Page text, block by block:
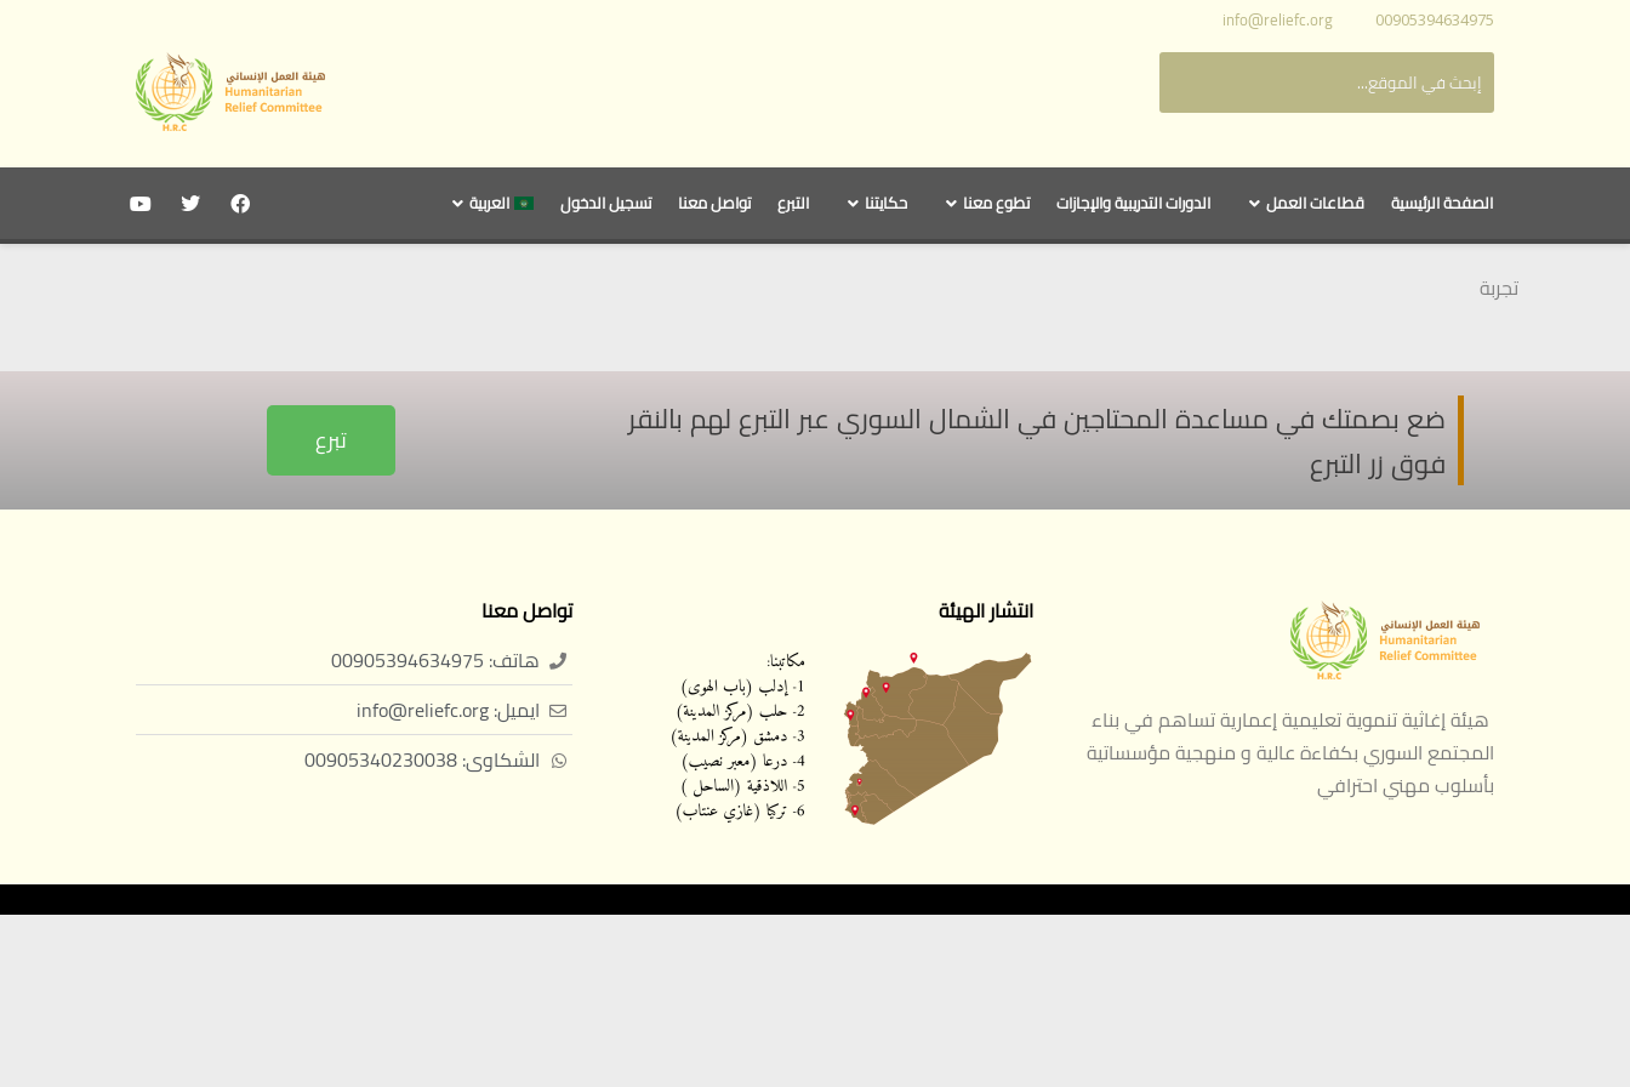
00905394634975
info@reliefc.org
الصفحة الرئيسية قطاعات العمل الدورات التدريبية والإجازات تطوع معنا حكايتنا التبرع تواصل معنا تسجيل الدخول العربية
تجربة
ضع بصمتك في مساعدة المحتاجين في الشمال السوري عبر التبرع لهم بالنقر
فوق زر التبرع
تبرع
هيئة إغاثية تنموية تعليمية إعمارية تساهم في بناء
المجتمع السوري بكفاءة عالية و منهجية مؤسساتية
بأسلوب مهني احترافي
انتشار الهيئة تواصل معنا
هاتف: 00905394634975
ايميل: info@reliefc.org
الشكاوى: 00905340230038